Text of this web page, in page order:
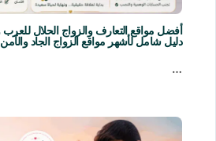
دليل شامل لأشهر مواقع الزواج الجاد والآمن
…